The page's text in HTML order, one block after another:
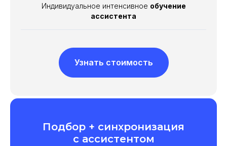
Индивидуальное интенсивное обучение
ассистента
Узнать стоимость
Подбор + синхронизация
с ассистентом